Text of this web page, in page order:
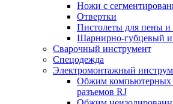
Ножи с
Отвертки
Пистолеты для пены и
Шарнирно-губцевый
Сварочный инструмент
Спецодежда
Электромонтажный
Обжим компьютерных
разъемов RJ